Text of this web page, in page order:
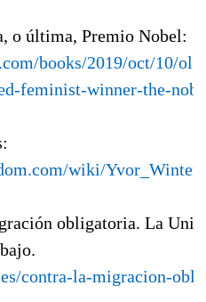
o última, Premio Nobel:
books/2019/oct/10/
feminist-winner-the-
wiki/Yvor_Winters
obligatoria. La
contra-la-migracion-